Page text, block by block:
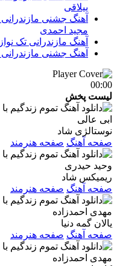
ییلاقی
آهنگ جشنی
مجید احمدی
آهنگ مازندرانی تک
آهنگ جشنی
00:00
لیست پخش
ابی عالی
نوستالژی شاد
صفحه آهنگ صفحه هنرمند
وحید حیدری
ریمیکس شاد
صفحه آهنگ صفحه هنرمند
مهدی احمدزاده
یالان گمه دنیا
صفحه آهنگ صفحه هنرمند
مهدی احمدزاده